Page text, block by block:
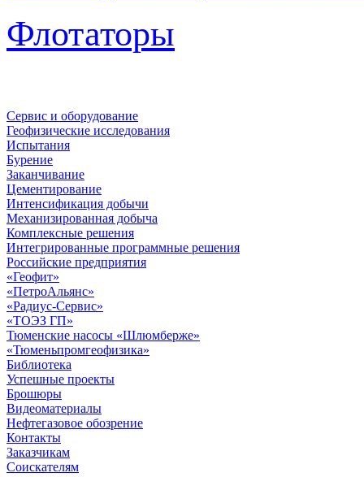
Флотаторы
Сервис и оборудование
Геофизические исследования
Испытания
Бурение
Заканчивание
Цементирование
Интенсификация добычи
Механизированная добыча
Комплексные решения
Интегрированные программные решения
Российские предприятия
«Геофит»
«ПетроАльянс»
«Радиус-Сервис»
«ТОЭЗ ГП»
Тюменские насосы «Шлюмберже»
«Тюменьпромгеофизика»
Библиотека
Успешные проекты
Брошюры
Видеоматериалы
Нефтегазовое обозрение
Контакты
Заказчикам
Соискателям